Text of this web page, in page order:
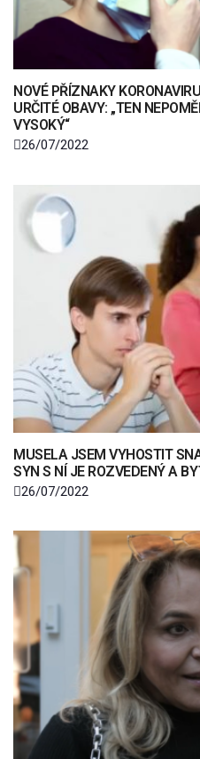
NOVÉ PŘÍZNAKY
URČITÉ OBAVY: „TEN
VYSOKÝ“
26/07/2022
MUSELA JSEM VYHOSTIT
SYN S NÍ JE ROZVEDENÝ A
26/07/2022